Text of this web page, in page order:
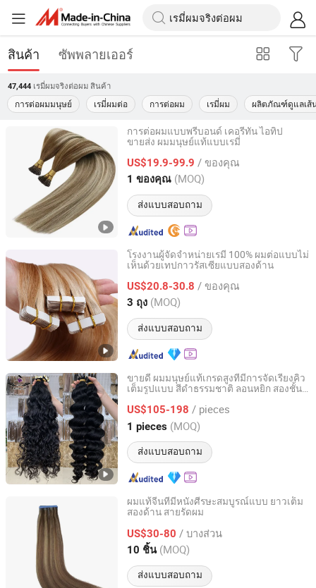
สินค้า ซัพพลายเออร์
47,444 เรมี่ผมจริงต่อผม สินค้า
การต่อผมมนุษย์ เรมี่ผมต่อ การต่อผม เรมี่ผม ผลิตภัณฑ์ดูแลเส้
การต่อผมแบบพรีบอนด์ เคอรีทัน ไอทิป
ขายส่ง ผมมนุษย์แท้แบบเรมี่
US$19.9-99.9 / ของคุณ
1 ของคุณ (MOQ)
ส่งแบบสอบถาม
Zhengzhou Lanshuo Beauty Co., Ltd.
Henan, China อัตราจาก 2025
โรงงานผู้จัดจำหน่ายเรมี่ 100% ผมต่อแบบไม่
เห็นด้วยเทปกาวรัสเซียแบบสองด้าน
US$20.8-30.8 / ของคุณ
3 ถุง (MOQ)
ส่งแบบสอบถาม
Xuchang BeautyHair Fashion Co., Ltd.
Henan, China อัตราจาก 2004
ขายดี ผมมนุษย์แท้เกรดสูงที่มีการจัดเรียงคิว
เต็มรูปแบบ สีดำธรรมชาติ ลอนหยิก สองชั้น
US$105-198 / pieces
1 pieces (MOQ)
ส่งแบบสอบถาม
Guangzhou Golden Hair Co., Ltd
Guangdong, China อัตราจาก 2025
ผมแท้จีนที่มีหนังศีรษะสมบูรณ์แบบ ยาวเต็ม
สองด้าน สายรัดผม
US$30-80 / บางส่วน
10 ชิ้น (MOQ)
ส่งแบบสอบถาม
Qingdao Nicety Co., Ltd.
Shandong, China อัตราจาก 2016